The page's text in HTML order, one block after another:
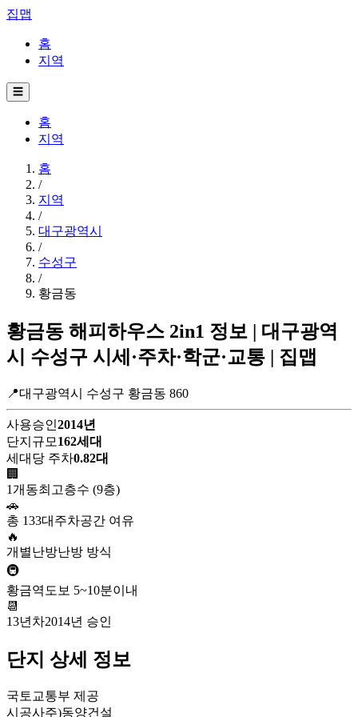
집맵
홈
지역
☰
홈
지역
홈
/
지역
/
대구광역시
/
수성구
/
황금동
황금동 해피하우스 2in1 정보 | 대구광역
시 수성구 시세·주차·학군·교통 | 집맵
📍대구광역시 수성구 황금동 860
사용승인2014년
단지규모 162세대
세대당 주차0.82대
🏢
1개동최고층수 (9층)
🚗
총 133대 주차공간 여유
🔥
개별난방난방 방식
🚇
황금역 도보 5~10분이내
📆
13년차2014년 승인
단지 상세 정보
국토교통부 제공
시공사주)동양건설